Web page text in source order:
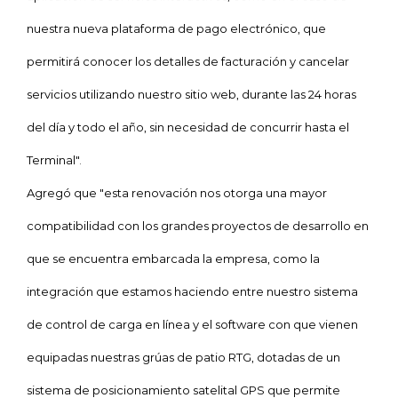
nuestra nueva plataforma de pago electrónico, que
permitirá conocer los detalles de facturación y cancelar
servicios utilizando nuestro sitio web, durante las 24 horas
del día y todo el año, sin necesidad de concurrir hasta el
Terminal".
Agregó que "esta renovación nos otorga una mayor
compatibilidad con los grandes proyectos de desarrollo en
que se encuentra embarcada la empresa, como la
integración que estamos haciendo entre nuestro sistema
de control de carga en línea y el software con que vienen
equipadas nuestras grúas de patio RTG, dotadas de un
sistema de posicionamiento satelital GPS que permite